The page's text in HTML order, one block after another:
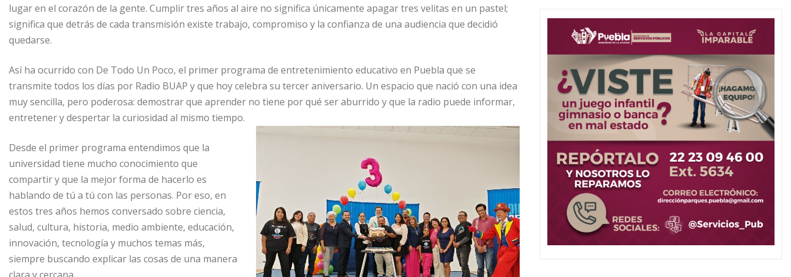
lugar en el corazón de la gente. Cumplir tres años al aire no significa únicamente apagar tres velitas en un pastel;
significa que detrás de cada transmisión existe trabajo, compromiso y la confianza de una audiencia que decidió
quedarse.
Así ha ocurrido con De Todo Un Poco, el primer programa de entretenimiento educativo en Puebla que se
transmite todos los días por Radio BUAP y que hoy celebra su tercer aniversario. Un espacio que nació con una idea
muy sencilla, pero poderosa: demostrar que aprender no tiene por qué ser aburrido y que la radio puede informar,
entretener y despertar la curiosidad al mismo tiempo.
Desde el primer programa entendimos que la
universidad tiene mucho conocimiento que
compartir y que la mejor forma de hacerlo es
hablando de tú a tú con las personas. Por eso, en
estos tres años hemos conversado sobre ciencia,
salud, cultura, historia, medio ambiente, educación,
innovación, tecnología y muchos temas más,
siempre buscando explicar las cosas de una manera